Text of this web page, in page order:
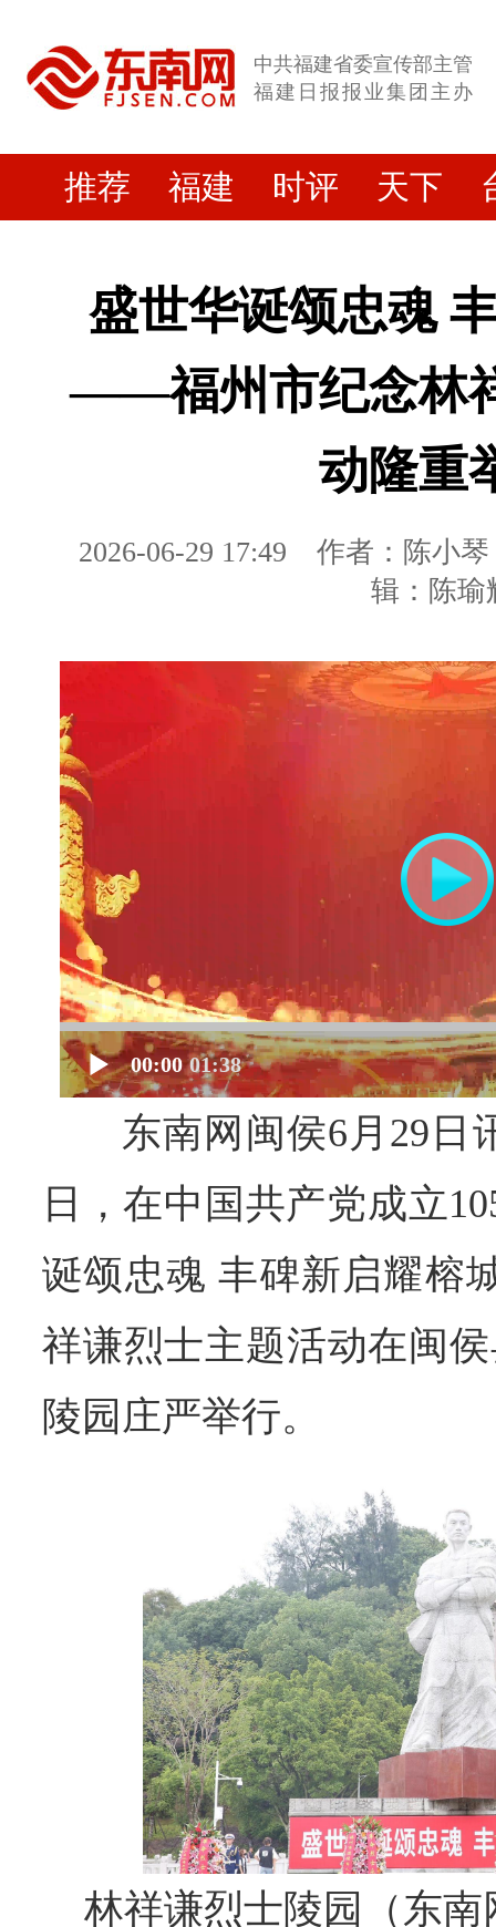
中共福建省委宣传部主管
福建日报报业集团主办
推荐 福建 时评 天下
盛世华诞颂忠魂
——福州市纪念林
动隆重
2026-06-29 17:49
作者：陈小琴
辑：陈瑜
00:00 01:38
东南网闽侯6月29日
日，在中国共产党成立
诞颂忠魂 丰碑新启耀
祥谦烈士主题活动在闽
陵园庄严举行。
林祥谦烈士陵园（东